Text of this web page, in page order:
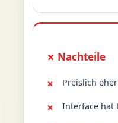
✗ Nachteile
Preislich
Interface hat